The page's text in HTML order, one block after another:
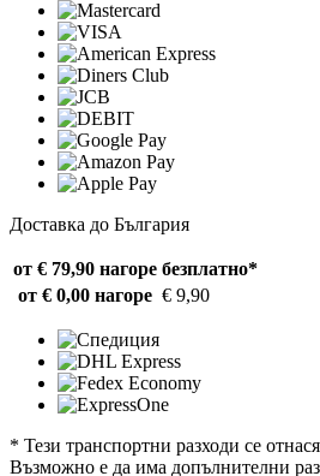
Доставка до България
от € 79,90 нагоре безплатно*
от € 0,00 нагоре € 9,90
* Тези транспортни разходи се
Възможно е да има допълнителни